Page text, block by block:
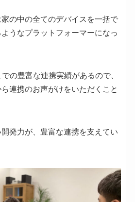
の中の全てのデバイスを一括で
うなプラットフォーマーになっ
の豊富な連携実績があるので、
連携のお声がけをいただくこと
発力が、豊富な連携を支えてい